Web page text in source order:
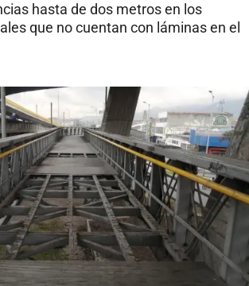
hasta de dos metros en los
que no cuentan con láminas en el